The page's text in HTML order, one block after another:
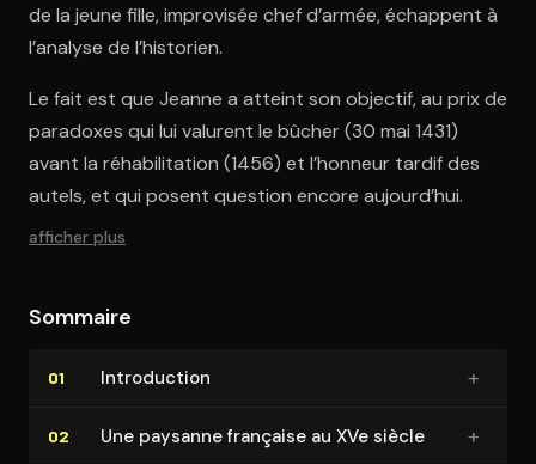
de la jeune fille, improvisée chef d’armée, échappent à
l’analyse de l’historien.
Le fait est que Jeanne a atteint son objectif, au prix de
paradoxes qui lui valurent le bûcher (30 mai 1431)
avant la réhabilitation (1456) et l’honneur tardif des
autels, et qui posent question encore aujourd’hui.
afficher plus
Sommaire
01 In­tro­duc­tion +
02 Une paysanne française au XVe siècle +